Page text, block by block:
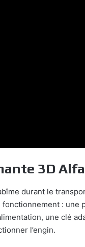
3D
durant le
: une
une clé
l’engin.